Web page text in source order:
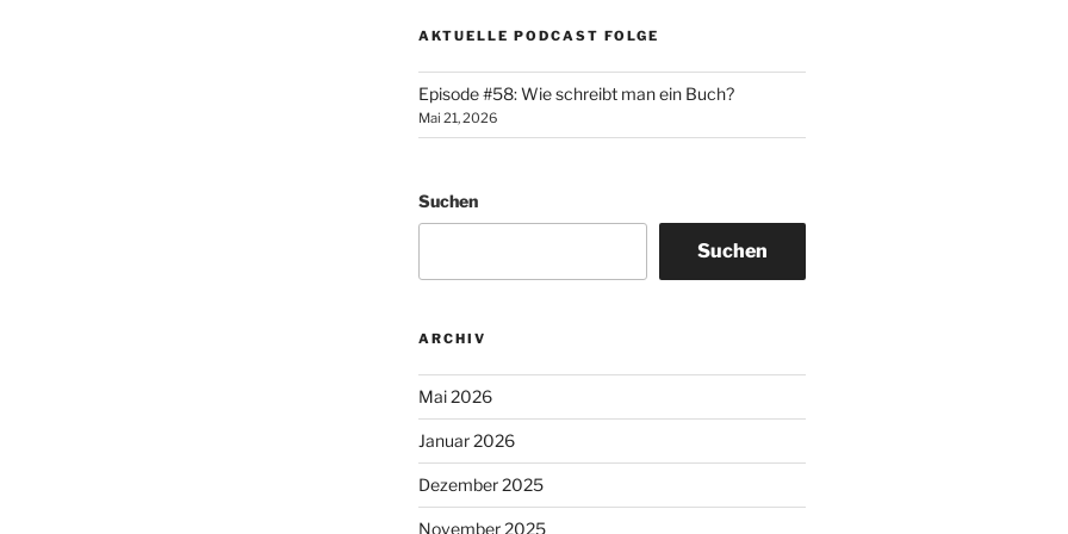
AKTUELLE PODCAST FOLGE
Episode #58: Wie schreibt man ein Buch?
Mai 21, 2026
Suchen
Suchen
ARCHIV
Mai 2026
Januar 2026
Dezember 2025
November 2025